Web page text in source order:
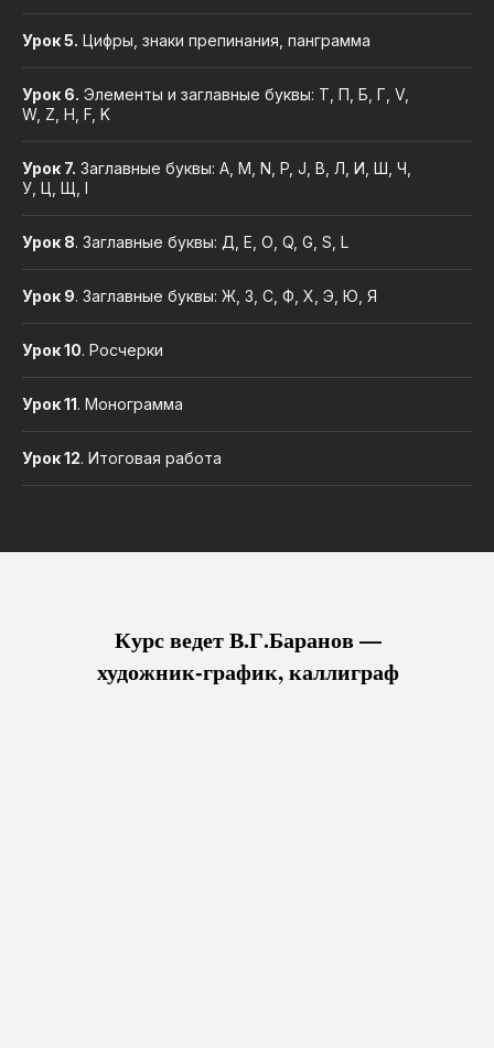
Урок 5. Цифры, знаки препинания, панграмма
Урок 6. Элементы и заглавные буквы: Т, П, Б, Г, V,
W, Z, H, F, K
Урок 7. Заглавные буквы: А, М, N, P, J, B, Л, И, Ш, Ч,
У, Ц, Щ, I
Урок 8. Заглавные буквы: Д, Е, О, Q, G, S, L
Урок 9. Заглавные буквы: Ж, З, С, Ф, Х, Э, Ю, Я
Урок 10. Росчерки
Урок 11. Монограмма
Урок 12. Итоговая работа
Курс ведет В.Г.Баранов —
художник-график, каллиграф